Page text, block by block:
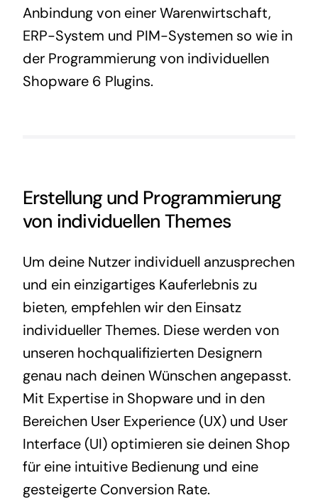
Anbindung von einer Warenwirtschaft,
ERP-System und PIM-Systemen so wie in
der Programmierung von individuellen
Shopware 6 Plugins.
Erstellung und Programmierung
von individuellen Themes
Um deine Nutzer individuell anzusprechen
und ein einzigartiges Kauferlebnis zu
bieten, empfehlen wir den Einsatz
individueller Themes. Diese werden von
unseren hochqualifizierten Designern
genau nach deinen Wünschen angepasst.
Mit Expertise in Shopware und in den
Bereichen User Experience (UX) und User
Interface (UI) optimieren sie deinen Shop
für eine intuitive Bedienung und eine
gesteigerte Conversion Rate.